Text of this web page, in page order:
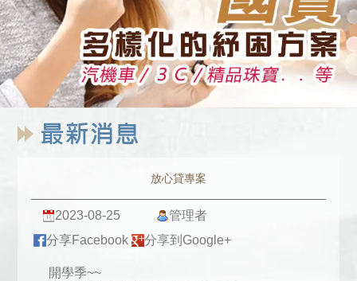
放心貸專案
2023-08-25
管理者
分享Facebook
分享到Google+
開學季~~